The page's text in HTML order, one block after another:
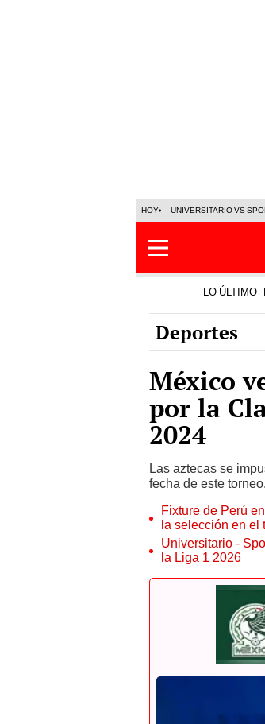
HOY UNIVERSITARIO VS
LO ÚLTIMO
Deportes
México
por la
2024
Las aztecas se
fecha de este torneo.
Fixture de Perú
la selección en el
Universitario -
la Liga 1 2026